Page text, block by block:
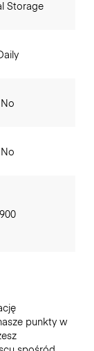
Storage
No
No
900
punkty w